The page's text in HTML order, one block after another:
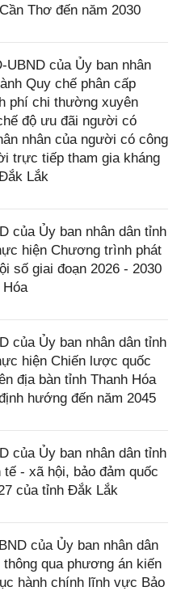
Thơ đến năm 2030
UBND của Ủy ban nhân
Quy chế phân cấp
phí chi thường xuyên
độ ưu đãi người có
nhân của người có công
trực tiếp tham gia kháng
Lắk
của Ủy ban nhân dân tỉnh
hiện Chương trình phát
số giai đoạn 2026 - 2030
của Ủy ban nhân dân tỉnh
hiện Chiến lược quốc
địa bàn tỉnh Thanh Hóa
hướng đến năm 2045
của Ủy ban nhân dân tỉnh
- xã hội, bảo đảm quốc
của tỉnh Đắk Lắk
của Ủy ban nhân dân
qua phương án kiến
hành chính lĩnh vực Bảo